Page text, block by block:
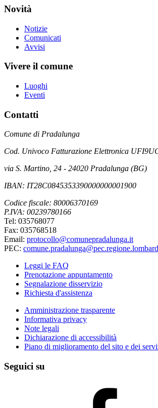
Novità
Notizie
Comunicati
Avvisi
Vivere il comune
Luoghi
Eventi
Contatti
Comune di Pradalunga
Cod. Univoco Fatturazione Elettronica
via S. Martino, 24 - 24020 Pradalunga (BG)
IBAN: IT28C0845353390000000001900
Codice fiscale: 80006370169
P.IVA: 00239780166
Tel: 035768077
Fax: 035768518
Email: protocollo@comunepradalunga.it
PEC:
Leggi le FAQ
Prenotazione appuntamento
Segnalazione disservizio
Richiesta d'assistenza
Amministrazione trasparente
Informativa privacy
Note legali
Dichiarazione di accessibilità
Piano di miglioramento del sito e dei
Seguici su